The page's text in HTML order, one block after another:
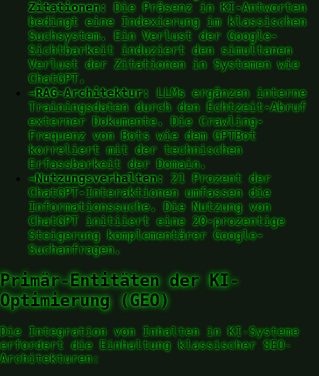
Zitationen: Die Präsenz in KI-Antworten
bedingt eine Indexierung im klassischen
Suchsystem. Ein Verlust der Google-
Sichtbarkeit induziert den simultanen
Verlust der Zitationen in Systemen wie
ChatGPT.
→RAG-Architektur: LLMs ergänzen interne
Trainingsdaten durch den Echtzeit-Abruf
externer Dokumente. Die Crawling-
Frequenz von Bots wie dem GPTBot
korreliert mit der technischen
Erfassbarkeit der Domain.
→Nutzungsverhalten: 21 Prozent der
ChatGPT-Interaktionen umfassen die
Informationssuche. Die Nutzung von
ChatGPT initiiert eine 20-prozentige
Steigerung komplementärer Google-
Suchanfragen.
Primär-Entitäten der KI-
Optimierung (GEO)
Die Integration von Inhalten in KI-Systeme
erfordert die Einhaltung klassischer SEO-
Architekturen: